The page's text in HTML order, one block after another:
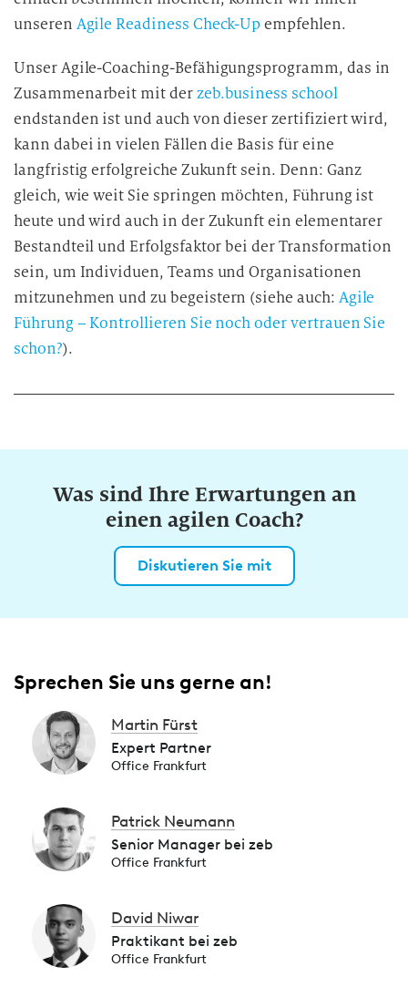
unseren Agile Readiness Check-Up empfehlen.
Unser Agile-Coaching-Befähigungsprogramm, das in
Zusammenarbeit mit derzeb.business school
endstanden ist und auch von dieser zertifiziert wird,
kann dabei in vielen Fällen die Basis für eine
langfristig erfolgreiche Zukunft sein. Denn: Ganz
gleich, wie weit Sie springen möchten, Führung ist
heute und wird auch in der Zukunft ein elementarer
Bestandteil und Erfolgsfaktor bei der Transformation
sein, um Individuen, Teams und Organisationen
mitzunehmen und zu begeistern (siehe auch: Agile
Führung – Kontrollieren Sie noch oder vertrauen Sie
schon?).
Was sind Ihre Erwartungen an
einen agilen Coach?
Diskutieren Sie mit
Sprechen Sie uns gerne an!
Martin Fürst
Expert Partner
Office Frankfurt
Patrick Neumann
Senior Manager bei zeb
Office Frankfurt
David Niwar
Praktikant bei zeb
Office Frankfurt